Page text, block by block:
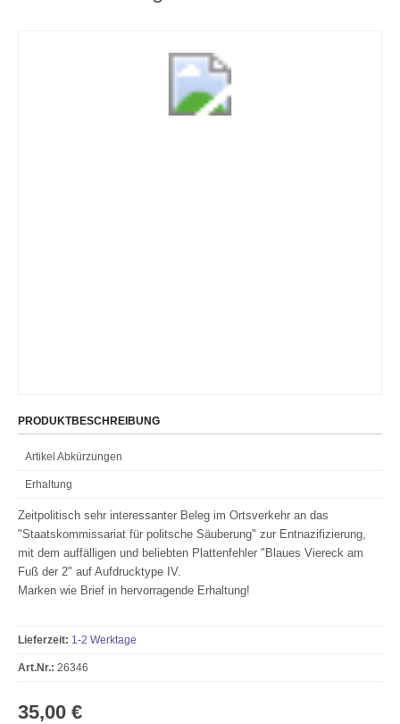
PRODUKTBESCHREIBUNG
Artikel Abkürzungen
Erhaltung
Zeitpolitisch sehr interessanter Beleg im Ortsverkehr an das
"Staatskommissariat für politsche Säuberung" zur Entnazifizierung,
mit dem auffälligen und beliebten Plattenfehler "Blaues Viereck am
Fuß der 2" auf Aufdrucktype IV.
Marken wie Brief in hervorragende Erhaltung!
Lieferzeit: 1-2 Werktage
Art.Nr.: 26346
35,00 €